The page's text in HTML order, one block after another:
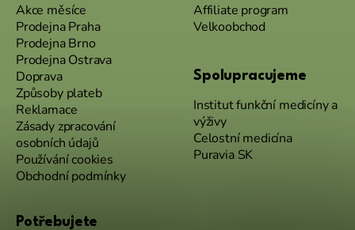
Akce měsíce
Prodejna Praha
Prodejna Brno
Prodejna Ostrava
Doprava
Způsoby plateb
Reklamace
Zásady zpracování
osobních údajů
Používání cookies
Obchodní podmínky
Affiliate program
Velkoobchod
Spolupracujeme
Institut funkční medicíny a
výživy
Celostní medicína
Puravia SK
Potřebujete